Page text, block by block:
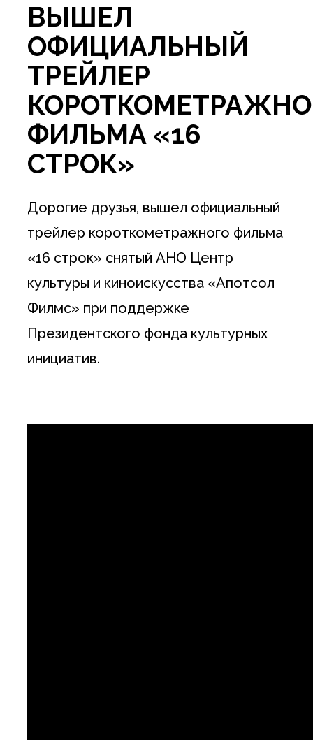
ВЫШЕЛ
ОФИЦИАЛЬНЫЙ
ТРЕЙЛЕР
ФИЛЬМА «16
СТРОК»
Дорогие друзья, вышел официальный
трейлер короткометражного фильма
«16 строк» снятый АНО Центр
культуры и киноискусства «Апотсол
Филмс» при поддержке
Президентского фонда культурных
инициатив.